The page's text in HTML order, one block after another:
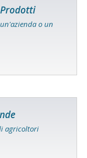
o un
agricoltori